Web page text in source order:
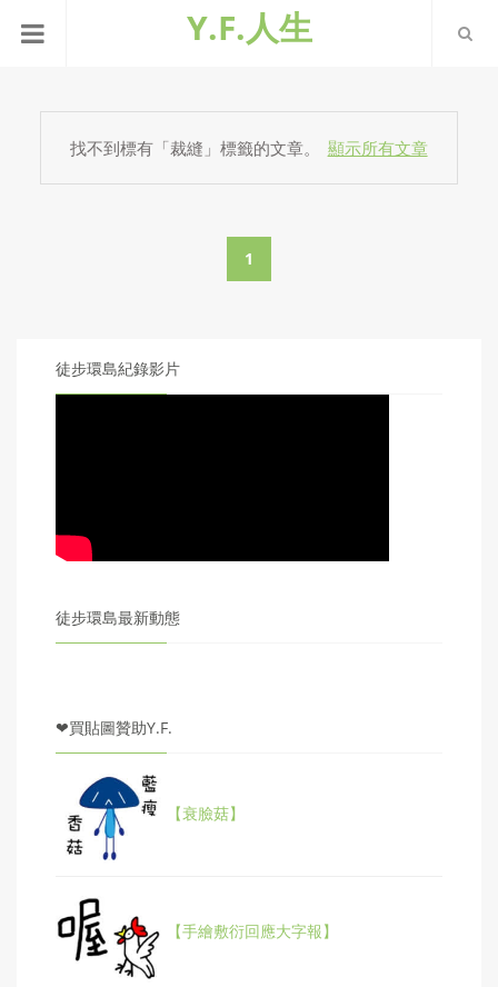
Y.F.人生
找不到標有「裁縫」標籤的文章。 顯示所有文章
1
徒步環島紀錄影片
徒步環島最新動態
❤買貼圖贊助Y.F.
【衰臉菇】
【手繪敷衍回應大字報】